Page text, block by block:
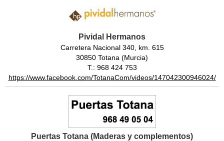
Pividal Hermanos
Carretera Nacional 340, km. 615
30850 Totana (Murcia)
T.: 968 424 753
https://www.facebook.com/TotanaCom/videos/147042300946024/
Puertas Totana (Maderas y complementos)